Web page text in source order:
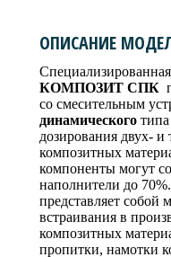
ОПИСАНИЕ
КОМПОЗИТ СПК
со смесительным
динамического
дозирования двух-
композитных
компоненты могут
наполнители до
представляет собой
встраивания в
композитных
пропитки, намотки